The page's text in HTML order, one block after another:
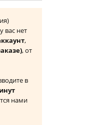
вас нет
,
, от
в
нами